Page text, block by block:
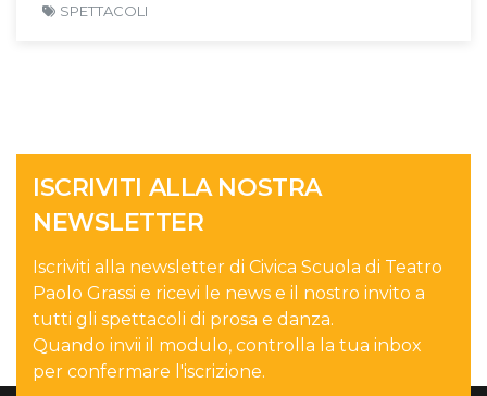
SPETTACOLI
ISCRIVITI ALLA NOSTRA
NEWSLETTER
Iscriviti alla newsletter di Civica Scuola di Teatro
Paolo Grassi e ricevi le news e il nostro invito a
tutti gli spettacoli di prosa e danza.
Quando invii il modulo, controlla la tua inbox
per confermare l'iscrizione.